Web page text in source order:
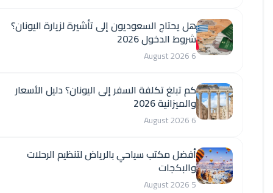
هل يحتاج السعوديون إلى تأشيرة لزيارة اليونان؟
شروط الدخول 2026
6 August 2026
كم تبلغ تكلفة السفر إلى اليونان؟ دليل الأسعار
والميزانية 2026
6 August 2026
أفضل مكتب سياحي بالرياض لتنظيم الرحلات
والبكجات
5 August 2026